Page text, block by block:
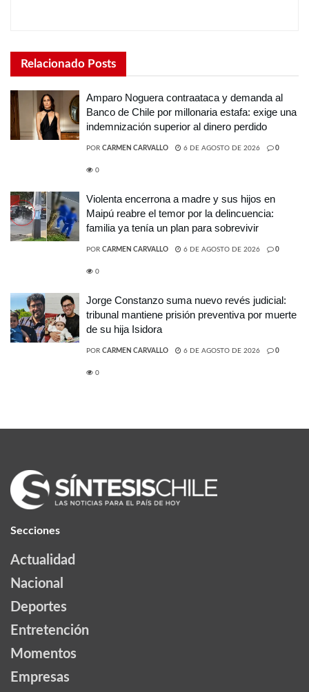
Relacionado Posts
Amparo Noguera contraataca y demanda al
Banco de Chile por millonaria estafa: exige una
indemnización superior al dinero perdido
POR CARMEN CARVALLO 6 DE AGOSTO DE 2026 0
0
Violenta encerrona a madre y sus hijos en
Maipú reabre el temor por la delincuencia:
familia ya tenía un plan para sobrevivir
POR CARMEN CARVALLO 6 DE AGOSTO DE 2026 0
0
Jorge Constanzo suma nuevo revés judicial:
tribunal mantiene prisión preventiva por muerte
de su hija Isidora
POR CARMEN CARVALLO 6 DE AGOSTO DE 2026 0
0
Secciones
Actualidad
Nacional
Deportes
Entretención
Momentos
Empresas